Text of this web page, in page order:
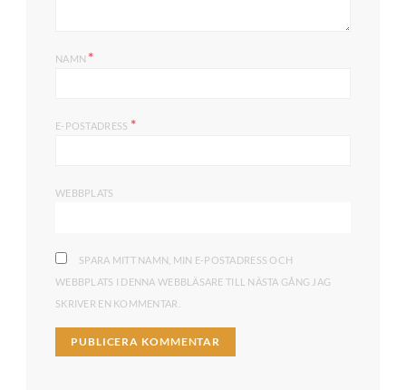
NAMN *
E-POSTADRESS *
WEBBPLATS
SPARA MITT NAMN, MIN E-POSTADRESS OCH
WEBBPLATS I DENNA WEBBLÄSARE TILL NÄSTA GÅNG JAG
SKRIVER EN KOMMENTAR.